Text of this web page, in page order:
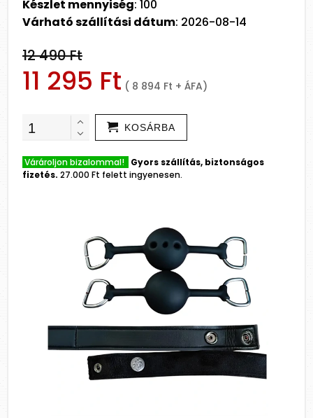
Készlet mennyiség: 100
Várható szállítási dátum: 2026-08-14
12 490 Ft
11 295 Ft ( 8 894 Ft + ÁFA)
KOSÁRBA
Várároljon bizalommal! Gyors szállítás, biztonságos
fizetés. 27.000 Ft felett ingyenesen.